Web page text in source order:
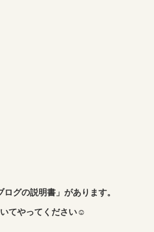
グの説明書」があります。
てやってください☺︎